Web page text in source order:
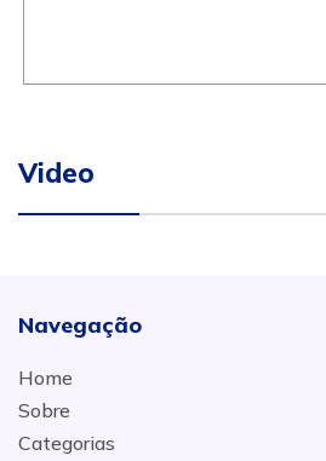
Video
Navegação
Home
Sobre
Categorias